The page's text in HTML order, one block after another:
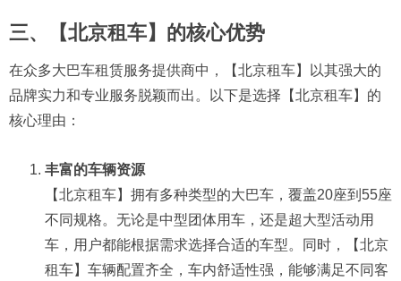
三、【北京租车】的核心优势
在众多大巴车租赁服务提供商中，【北京租车】以其强大的
品牌实力和专业服务脱颖而出。以下是选择【北京租车】的
核心理由：
丰富的车辆资源
【北京租车】拥有多种类型的大巴车，覆盖20座到55座
不同规格。无论是中型团体用车，还是超大型活动用
车，用户都能根据需求选择合适的车型。同时，【北京
租车】车辆配置齐全，车内舒适性强，能够满足不同客